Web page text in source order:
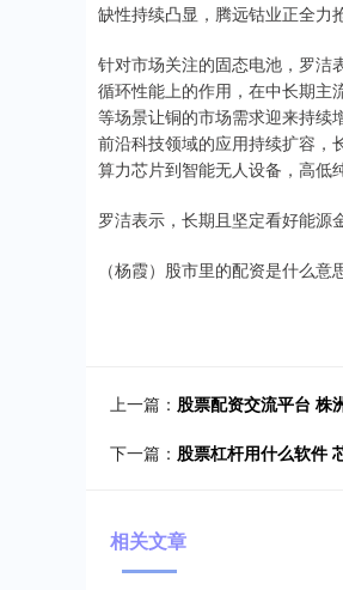
缺性持续凸显，腾远钴业正全力
针对市场关注的固态电池，罗洁
循环性能上的作用，在中长期主
等场景让铜的市场需求迎来持续
前沿科技领域的应用持续扩容，
算力芯片到智能无人设备，高低
罗洁表示，长期且坚定看好能源
（杨霞）股市里的配资是什么意
上一篇： 股票配资交流平台 株
下一篇： 股票杠杆用什么软件
相关文章